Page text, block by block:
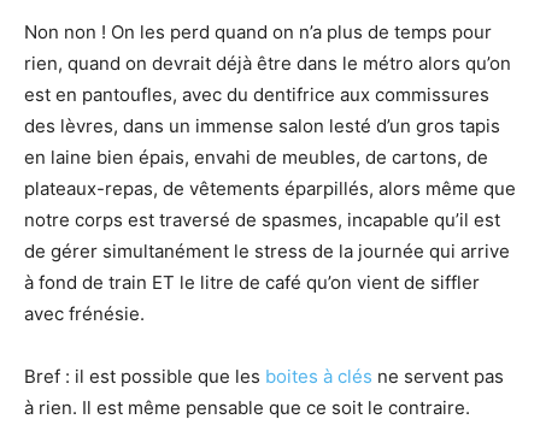
Non non ! On les perd quand on n’a plus de temps pour
rien, quand on devrait déjà être dans le métro alors qu’on
est en pantoufles, avec du dentifrice aux commissures
des lèvres, dans un immense salon lesté d’un gros tapis
en laine bien épais, envahi de meubles, de cartons, de
plateaux-repas, de vêtements éparpillés, alors même que
notre corps est traversé de spasmes, incapable qu’il est
de gérer simultanément le stress de la journée qui arrive
à fond de train ET le litre de café qu’on vient de siffler
avec frénésie.
Bref : il est possible que les boites à clés ne servent pas
à rien. Il est même pensable que ce soit le contraire.